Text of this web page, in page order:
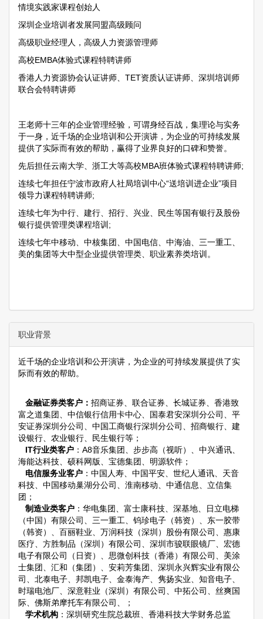
情境实践家课程创始人
深圳企业培训者发展同盟高级顾问
高级职业经理人，高级人力资源管理师
高校EMBA体验式课程特聘讲师
香港人力资源协会认证讲师、TET资质认证讲师、深圳培训师
联合会特聘讲师
王老师十三年的企业管理经验，可谓身经百战，集理论与实务
于一身，近千场的企业培训和公开演讲，为企业的可持续发展
提供了实际而有效的帮助，赢得了业界良好的口碑和赞誉。
先后担任云南大学、浙工大等高校MBA班体验式课程特聘讲师;
连续七年担任宁波市政府人社局培训中心“送培训进企业”项目
领导力课程特聘讲师;
连续七年为中行、建行、招行、兴业、民生等国有银行及股份
银行提供管理类课程培训;
连续七年中移动、中核集团、中国电信、中海油、三一重工、
美的集团等大中型企业提供管理类、职业素养类培训。
职业背景
近千场的企业培训和公开演讲，为企业的可持续发展提供了实
际而有效的帮助。
金融证券类客户： 招商证券、联合证券、长城证券、香港致
富之道集团、中信银行信用卡中心、国泰君安深圳分公司、平
安证券深圳分公司、中国工商银行深圳分公司、招商银行、建
设银行、农业银行、民生银行等；
IT行业类客户 ：A8音乐集团、步步高（视听）、中兴通讯、
海能达科技、硕科网版、宝德集团、明源软件；
电信服务业客户 ：中国人寿、中国平安、世纪人通讯、天音
科技、中国移动巢湖分公司、淮南移动、中通信息、立信集
团；
制造业类客户 ：华电集团、富士康科技、深基地、日立电梯
（中国）有限公司、三一重工、钨珍电子（韩资）、东一胶带
（韩资）、百丽鞋业、万润科技（深圳）股份有限公司、惠康
医疗、方胜制品（深圳）有限公司、深圳市骏联眼镜厂、宏德
电子有限公司（日资）、思微创科技（香港）有限公司、美涂
士集团、汇和（集团）、安莉芳集团、深圳永兴辉实业有限公
司、北泰电子、邦凯电子、金泰海产、隽扬实业、知音电子、
时瑞电池厂、深意鞋业（深圳）有限公司、中拓公司、丝爽国
际、佛斯弟摩托车有限公司、；
学术机构 ：深圳研究生院总裁班、香港科技大学财务总监